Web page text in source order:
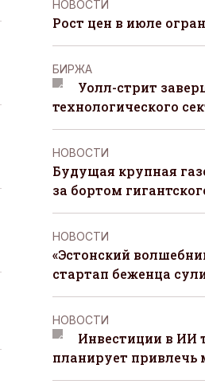
НОВОСТИ
Рост цен в июле
БИРЖА
Уолл-стрит
технологического
НОВОСТИ
Будущая крупная
за бортом
НОВОСТИ
«Эстонский
стартап беженца
НОВОСТИ
Инвестиции в ИИ
планирует